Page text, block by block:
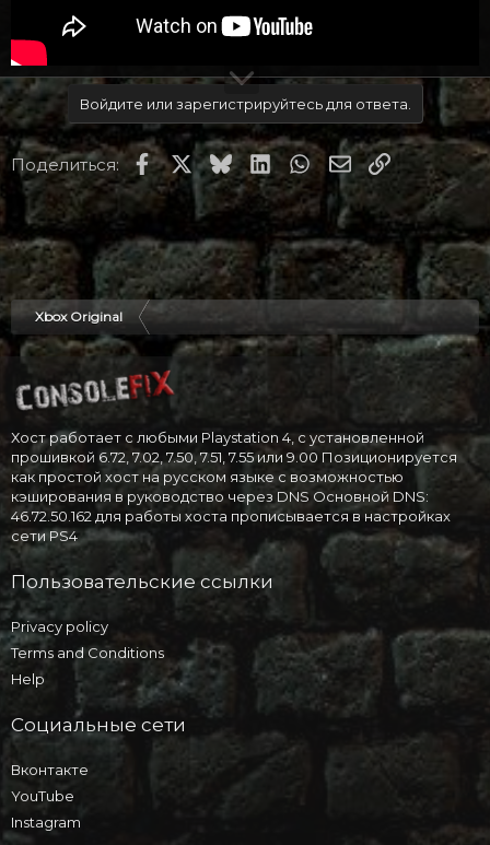
Войдите или зарегистрируйтесь для ответа.
Поделиться: Facebook
X BlueskyLinkedInWhatsApp
Электронная
Ссылка
Xbox Original
Хост работает с любыми Playstation 4, с установленной
прошивкой 6.72, 7.02, 7.50, 7.51, 7.55 или 9.00 Позиционируется
как простой хост на русском языке с возможностью
кэширования в руководство через DNS Основной DNS:
46.72.50.162 для работы хоста прописывается в настройках
сети PS4
Пользовательские ссылки
Privacy policy
Terms and Conditions
Help
Социальные сети
Вконтакте
YouTube
Instagram